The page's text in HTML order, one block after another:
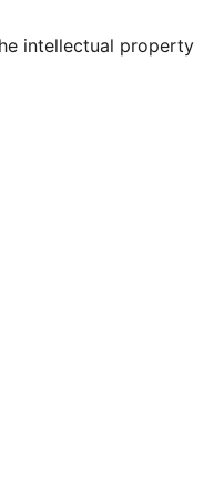
intellectual property